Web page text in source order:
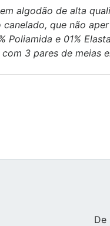
algodão de alta
canelado, que não
Poliamida e 01%
3 pares de meias
De